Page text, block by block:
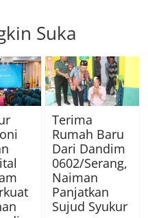
Suka
Terima
Rumah Baru
Dari Dandim
0602/Serang,
Naiman
Panjatkan
Sujud Syukur